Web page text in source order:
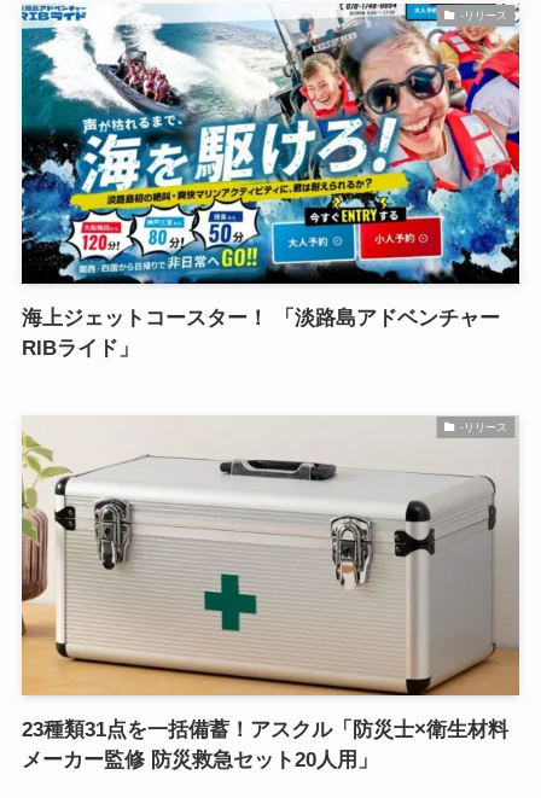
-リリース
海上ジェットコースター！ 「淡路島アドベンチャー
RIBライド」
-リリース
23種類31点を一括備蓄！アスクル「防災士×衛生材料
メーカー監修 防災救急セット20人用」